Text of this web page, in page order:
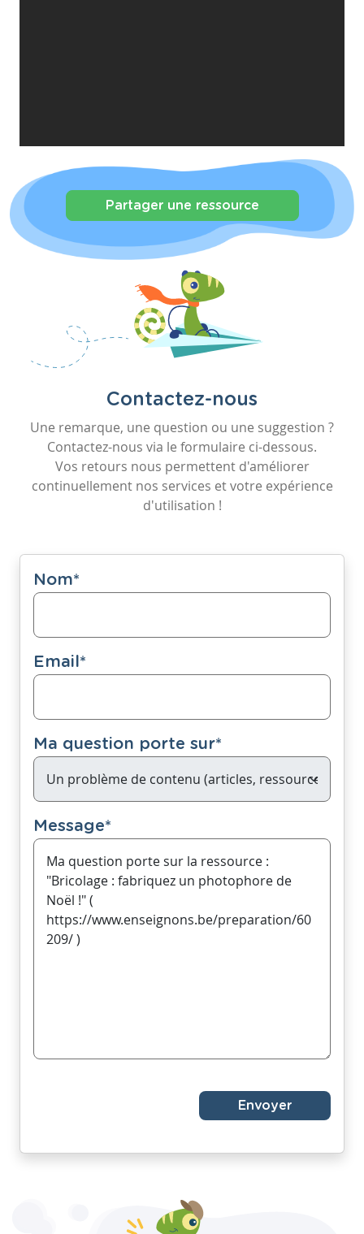
Partager une ressource
Contactez-nous
Une remarque, une question ou une suggestion ?
Contactez-nous via le formulaire ci-dessous.
Vos retours nous permettent d'améliorer
continuellement nos services et votre expérience
d'utilisation !
Nom*
Email*
Ma question porte sur*
Message*
Envoyer